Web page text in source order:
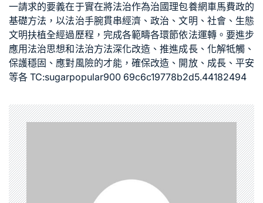
一請求的要義在于實在將法治作為治國理包養網車馬費政的
基礎方法，以法治手腕貫串經濟、政治、文明、社會、生態
文明扶植全經過歷程，完成各範疇各環節依法運轉。要進步
應用法治思想和法治方法深化改造、推進成長、化解牴觸、
保護穩固、應對風險的才能，確保改造、開放、成長、平安
等各 TC:sugarpopular900 69c6c19778b2d5.44182494